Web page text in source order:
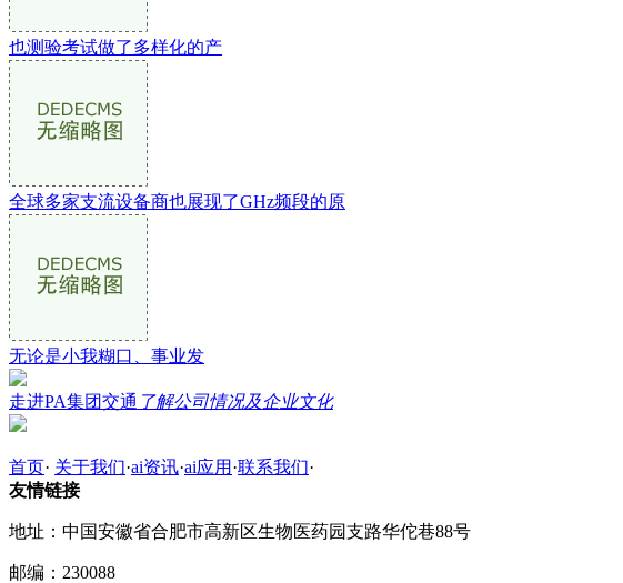
也测验考试做了多样化的产
全球多家支流设备商也展现了GHz频段的原
无论是小我糊口、事业发
走进PA集团交通 了解公司情况及企业文化
首页· 关于我们·ai资讯·ai应用 ·联系我们·
友情链接
地址：中国安徽省合肥市高新区生物医药园支路华佗巷88号
邮编：230088